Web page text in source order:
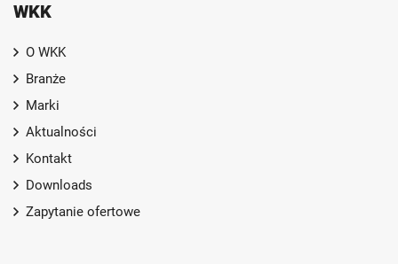
WKK
O WKK
Branże
Marki
Aktualności
Kontakt
Downloads
Zapytanie ofertowe